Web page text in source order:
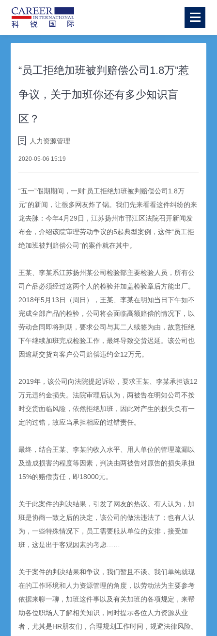
“员工拒绝加班被判赔偿公司1.8万”惹
争议，关于加班你还有多少知识盲
区？
人力资源管理
2020-05-06 15:19
“五一”假期期间，一则“员工拒绝加班被判赔偿公司1.8万
元”的新闻，让很多网友炸了锅。我们先来看看这件纠纷的来
龙去脉：今年4月29日，江苏扬州市邗江区法院召开新闻发
布会，介绍该院审理劳动争议的5起典型案例，这件“员工拒
绝加班被判赔偿公司”的案件就在其中。
王某、李某系江苏扬州某公司检验部主要检验人员，所有公
司产品必须经过这两个人的检验并加盖检验章后方能出厂。
2018年5月13日（周日），王某、李某在明知当日下午如不
完成全部产品的检验，公司将会面临高额赔偿的情况下，以
劳动合同即将到期，要求公司与其二人续签为由，故意拒绝
下午继续加班完成检验工作，最终导致交货迟延。该公司也
因逾期交货向客户公司赔偿违约金12万元。
2019年，该公司向法院提起诉讼，要求王某、李某承担该12
万元违约金损失。法院审理后认为，两被告在明知公司不按
时交货面临风险，依然拒绝加班，因此对产生的损失负有一
定的过错，故应当承担相应的过错责任。
最终，结合王某、李某的收入水平、用人单位的管理疏漏以
及造成损害的程度等因素，判决由两被告对原告的损失承担
15%的赔偿责任，即18000元。
关于此案件的判决结果，引发了网友的热议。有人认为，加
班是协商一致之后的决定，该公司的做法违法了；也有人认
为，一些特殊情况下，员工需要服从单位的安排，接受加
班，这是出于客观因素的考虑……
关于案件的判决结果和争议，我们暂且不谈。我们单纯就现
在的工作环境和人力资源管理的角度，以劳动法为主要参考
依据来聊一聊，加班这件事以及有关加班的各项规定，来帮
助各位职场人了解相关知识，同时提示各位人力资源从业
者，尤其是HR朋友们，合理规划工作时间，规避法律风险。